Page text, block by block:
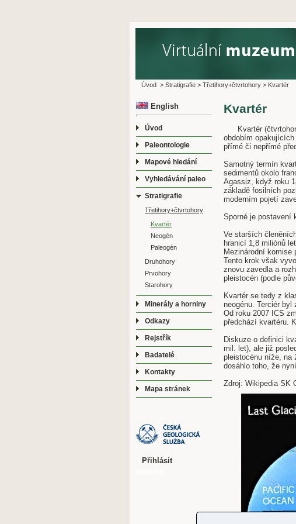
Úvod > Stratigrafie > Třetihory+čtvrtohory > Kvartér
English
Úvod
Paleontologie
Mapové hledání
Vyhledávání paleo
Stratigrafie
Třetihory+čtvrtohory
Kvartér
Neogén
Paleogén
Druhohory
Prvohory
Starohory
Minerály a horniny
Odkazy
Rejstřík
Badatelé
Kontakty
Mapa stránek
Přihlásit
Kvartér
Kvartér
obdobím
přímé či nepřímé
Samotný termín
sedimentů okolo
Agassiz, když roku
základě fosilních
moderním pojetí
Sporné je postavení
Ve starších
hranicí 1,8 miliónů
Mezinárodní komise
Tento krok však
znovu zavedla a
pleistocén (podle
Kvartér se tedy z
neogénu. Terciér
Od roku 2007 ICS
předchází kvartéru.
Diskuze o definici
mil. let), ale již
pleistocénu níže, na
dosáhlo toho, že
Zdroj: Wikipedia SK